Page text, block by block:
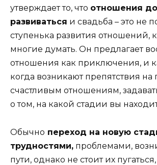
утверждает то, что отношения
развиваться и свадьба – это не
ступенька развития отношений,
многие думать. Он предлагает
отношения как приключения, и
когда возникают препятствия на
счастливым отношениям,
о том, на какой стадии вы
Обычно переход на новую
трудностями, проблемами,
пути, однако не стоит их